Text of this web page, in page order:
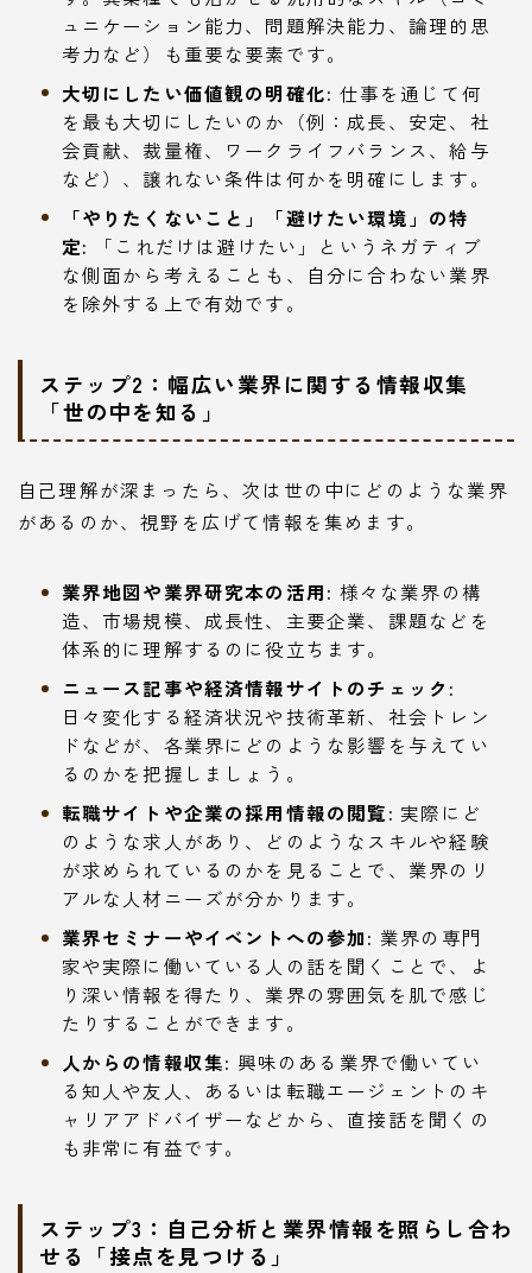
ュニケーション能力、問題解決能力、論理的思
考力など）も重要な要素です。
大切にしたい価値観の明確化: 仕事を通じて何
を最も大切にしたいのか（例：成長、安定、社
会貢献、裁量権、ワークライフバランス、給与
など）、譲れない条件は何かを明確にします。
「やりたくないこと」「避けたい環境」の特
定: 「これだけは避けたい」というネガティブ
な側面から考えることも、自分に合わない業界
を除外する上で有効です。
ステップ2：幅広い業界に関する情報収集
「世の中を知る」
自己理解が深まったら、次は世の中にどのような業界
があるのか、視野を広げて情報を集めます。
業界地図や業界研究本の活用: 様々な業界の構
造、市場規模、成長性、主要企業、課題などを
体系的に理解するのに役立ちます。
ニュース記事や経済情報サイトのチェック:
日々変化する経済状況や技術革新、社会トレン
ドなどが、各業界にどのような影響を与えてい
るのかを把握しましょう。
転職サイトや企業の採用情報の閲覧: 実際にど
のような求人があり、どのようなスキルや経験
が求められているのかを見ることで、業界のリ
アルな人材ニーズが分かります。
業界セミナーやイベントへの参加: 業界の専門
家や実際に働いている人の話を聞くことで、よ
り深い情報を得たり、業界の雰囲気を肌で感じ
たりすることができます。
人からの情報収集: 興味のある業界で働いてい
る知人や友人、あるいは転職エージェントのキ
ャリアアドバイザーなどから、直接話を聞くの
も非常に有益です。
ステップ3：自己分析と業界情報を照らし合わ
せる「接点を見つける」